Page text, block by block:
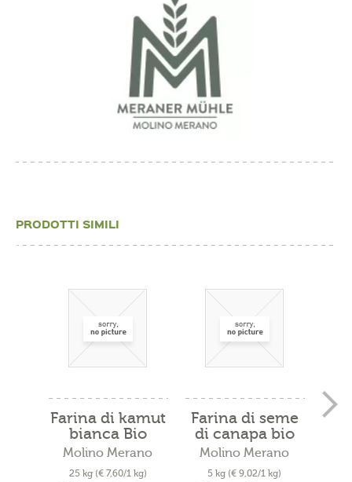
PRODOTTI SIMILI
Farina di kamut
bianca Bio
Molino Merano
25 kg (€ 7,60/1 kg)
Farina di seme
di canapa bio
5kg
Molino Merano
5 kg (€ 9,02/1 kg)